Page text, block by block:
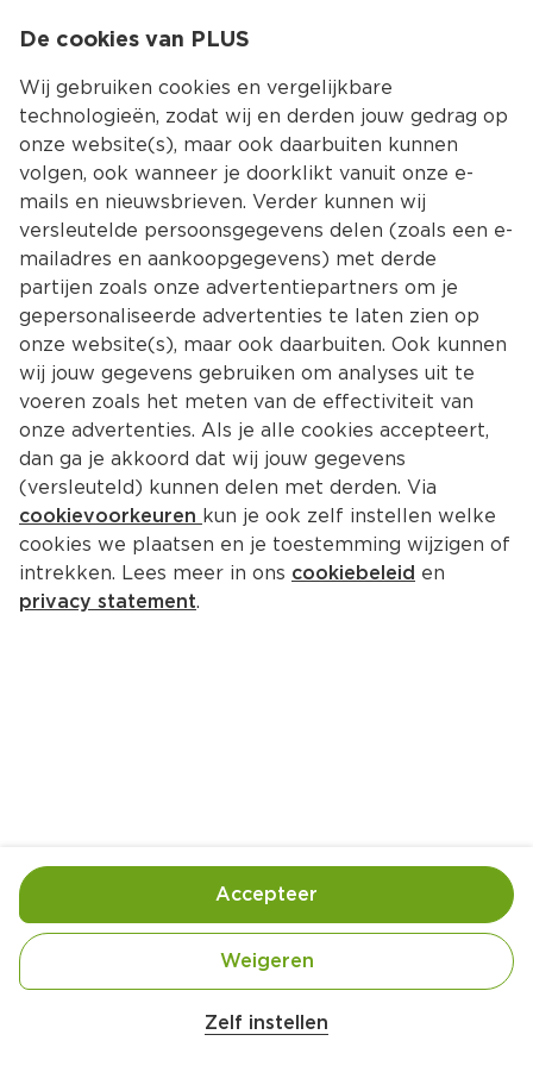
Kies jouw
Terug Producten
PLUS Rozijnenbrood
Per Zak 500 g  (per kilo €4.78)
Over onze prijs- en productinformatie
Belangrijke veiligheidswaarschuwing
De cookies van PLUS
Wij gebruiken cookies en vergelijkbare
technologieën, zodat wij en derden jouw gedrag op
onze website(s), maar ook daarbuiten kunnen
volgen, ook wanneer je doorklikt vanuit onze e-
mails en nieuwsbrieven. Verder kunnen wij
versleutelde persoonsgegevens delen (zoals een e-
mailadres en aankoopgegevens) met derde
partijen zoals onze advertentiepartners om je
gepersonaliseerde advertenties te laten zien op
onze website(s), maar ook daarbuiten. Ook kunnen
wij jouw gegevens gebruiken om analyses uit te
voeren zoals het meten van de effectiviteit van
onze advertenties. Als je alle cookies accepteert,
dan ga je akkoord dat wij jouw gegevens
(versleuteld) kunnen delen met derden. Via
cookievoorkeuren kun je ook zelf instellen welke
cookies we plaatsen en je toestemming wijzigen of
intrekken. Lees meer in ons cookiebeleid en
privacy statement.
Zelf instellen
Weigeren
Accepteer